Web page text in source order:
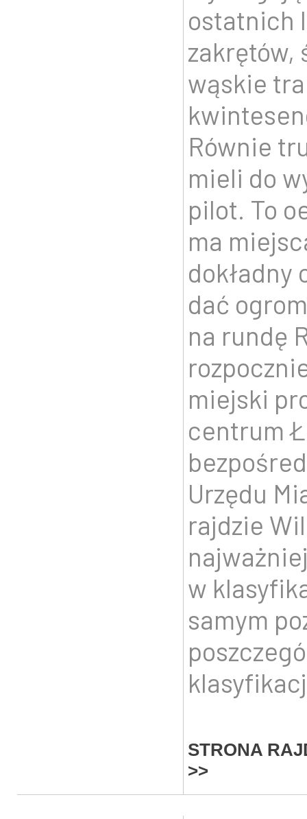
ostatnich
zakrętów,
wąskie
Równie
mieli do
pilot. To
ma
dokładny
dać
na rundę
miejski
centrum
Urzędu
rajdzie
w
samym
STRONA
>>